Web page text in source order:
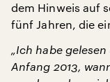
dem Hinweis auf
fünf Jahren, die
„Ich habe
Anfang 2013,